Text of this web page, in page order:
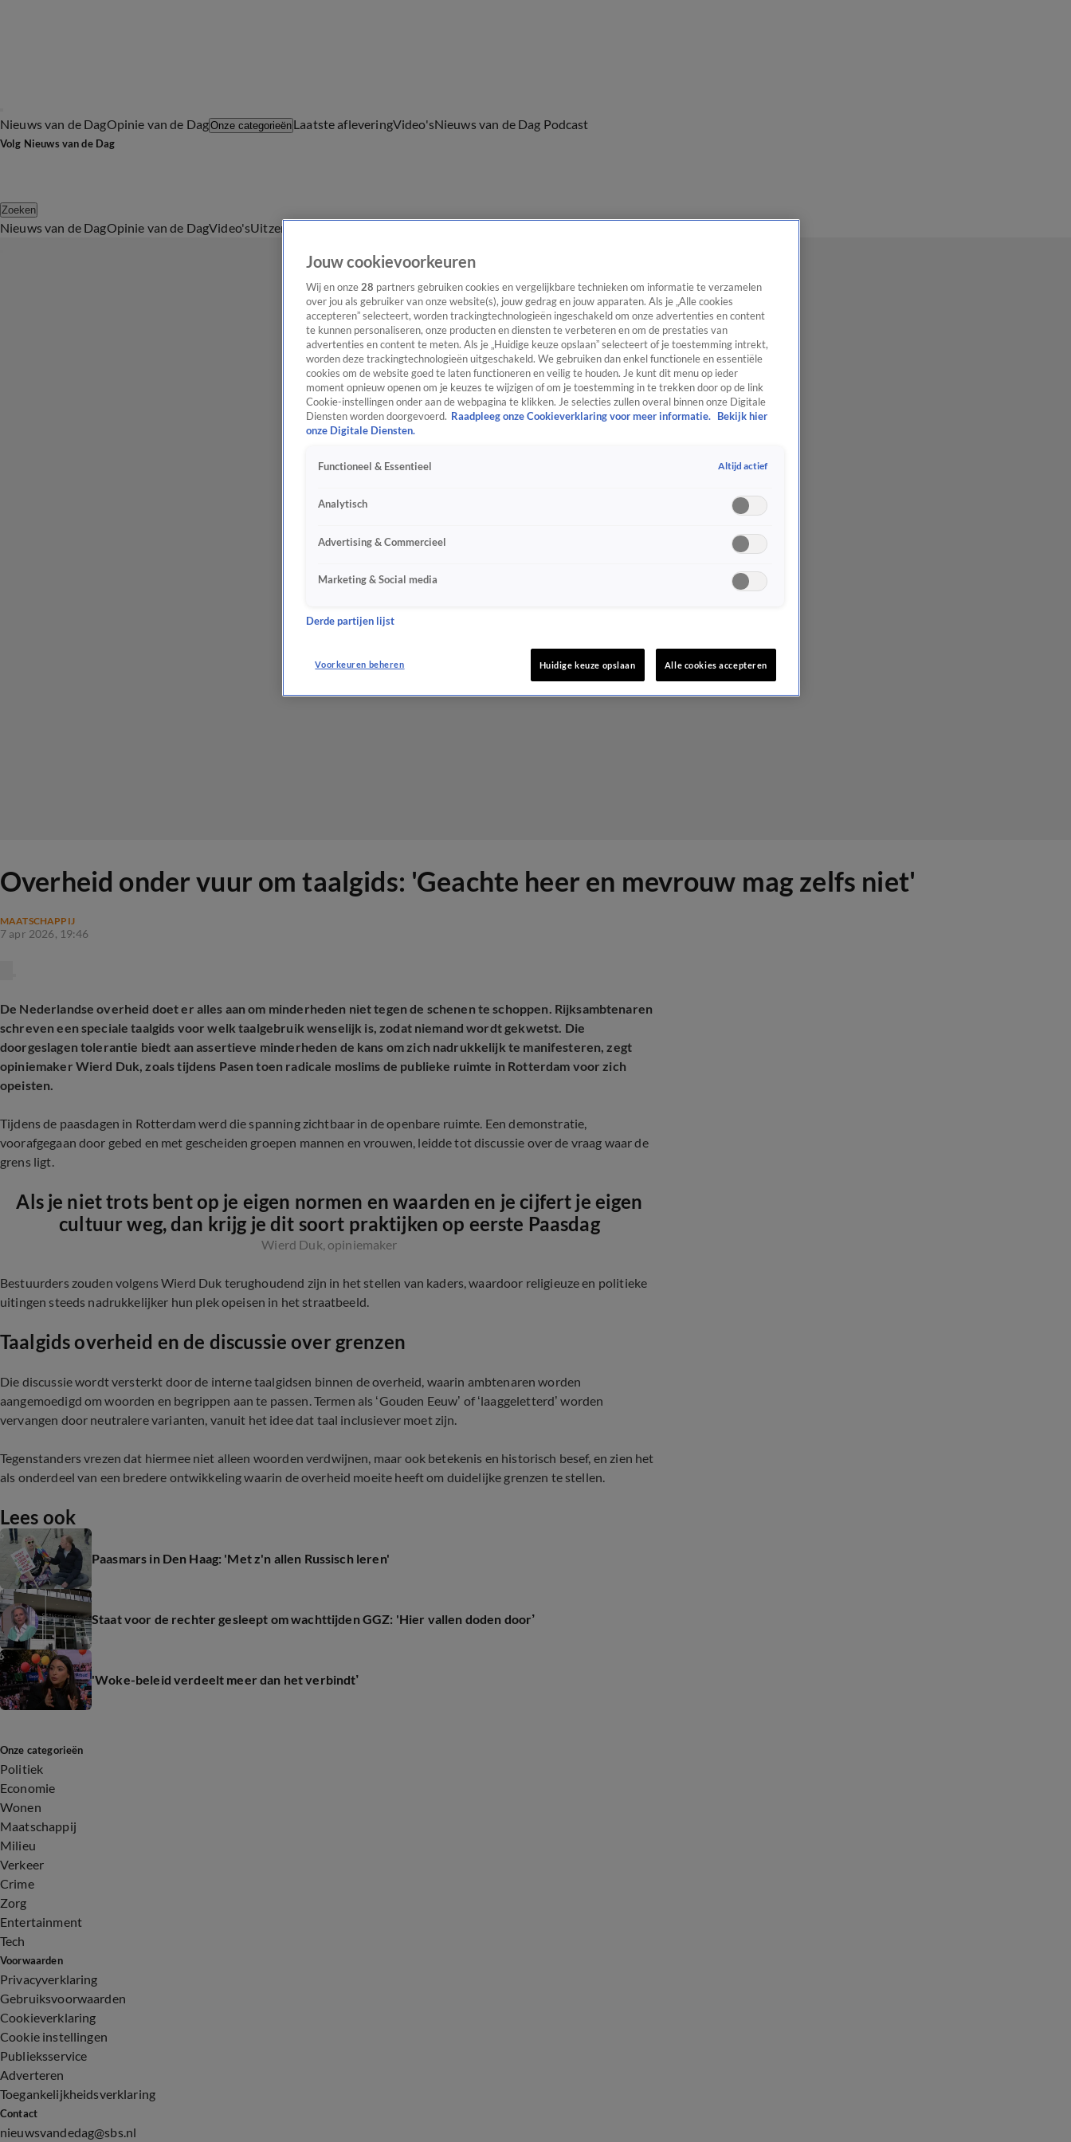
Nieuws van de DagOpinie van de DagOnze categorieën Laatste afleveringVideo'sNieuws van de Dag Podcast
Volg Nieuws van de Dag
Zoeken
Nieuws van de DagOpinie van de DagVideo'sUitzendingen
Overheid onder vuur om taalgids: 'Geachte heer en mevrouw mag zelfs niet'
MAATSCHAPPIJ
7 apr 2026, 19:46
De Nederlandse overheid doet er alles aan om minderheden niet tegen de schenen te schoppen. Rijksambtenaren
schreven een speciale taalgids voor welk taalgebruik wenselijk is, zodat niemand wordt gekwetst. Die
doorgeslagen tolerantie biedt aan assertieve minderheden de kans om zich nadrukkelijk te manifesteren, zegt
opiniemaker Wierd Duk, zoals tijdens Pasen toen radicale moslims de publieke ruimte in Rotterdam voor zich
opeisten.
Tijdens de paasdagen in Rotterdam werd die spanning zichtbaar in de openbare ruimte. Een demonstratie,
voorafgegaan door gebed en met gescheiden groepen mannen en vrouwen, leidde tot discussie over de vraag waar de
grens ligt.
Als je niet trots bent op je eigen normen en waarden en je cijfert je eigen
cultuur weg, dan krijg je dit soort praktijken op eerste Paasdag
Wierd Duk, opiniemaker
Bestuurders zouden volgens Wierd Duk terughoudend zijn in het stellen van kaders, waardoor religieuze en politieke
uitingen steeds nadrukkelijker hun plek opeisen in het straatbeeld.
Taalgids overheid en de discussie over grenzen
Die discussie wordt versterkt door de interne taalgidsen binnen de overheid, waarin ambtenaren worden
aangemoedigd om woorden en begrippen aan te passen. Termen als ‘Gouden Eeuw’ of ‘laaggeletterd’ worden
vervangen door neutralere varianten, vanuit het idee dat taal inclusiever moet zijn.
Tegenstanders vrezen dat hiermee niet alleen woorden verdwijnen, maar ook betekenis en historisch besef, en zien het
als onderdeel van een bredere ontwikkeling waarin de overheid moeite heeft om duidelijke grenzen te stellen.
Lees ook
Paasmars in Den Haag: 'Met z'n allen Russisch leren'
Staat voor de rechter gesleept om wachttijden GGZ: 'Hier vallen doden door’
'Woke-beleid verdeelt meer dan het verbindt’
Onze categorieën
Politiek
Economie
Wonen
Maatschappij
Milieu
Verkeer
Crime
Zorg
Entertainment
Tech
Voorwaarden
Privacyverklaring
Gebruiksvoorwaarden
Cookieverklaring
Cookie instellingen
Publieksservice
Adverteren
Toegankelijkheidsverklaring
Contact
nieuwsvandedag@sbs.nl
Jouw cookievoorkeuren
Wij en onze 28 partners gebruiken cookies en vergelijkbare technieken om informatie te verzamelen
over jou als gebruiker van onze website(s), jouw gedrag en jouw apparaten. Als je „Alle cookies
accepteren” selecteert, worden trackingtechnologieën ingeschakeld om onze advertenties en content
te kunnen personaliseren, onze producten en diensten te verbeteren en om de prestaties van
advertenties en content te meten. Als je „Huidige keuze opslaan” selecteert of je toestemming intrekt,
worden deze trackingtechnologieën uitgeschakeld. We gebruiken dan enkel functionele en essentiële
cookies om de website goed te laten functioneren en veilig te houden. Je kunt dit menu op ieder
moment opnieuw openen om je keuzes te wijzigen of om je toestemming in te trekken door op de link
Cookie-instellingen onder aan de webpagina te klikken. Je selecties zullen overal binnen onze Digitale
Diensten worden doorgevoerd. Raadpleeg onze Cookieverklaring voor meer informatie. Bekijk hier
onze Digitale Diensten.
Functioneel & Essentieel Altijd actief
Analytisch
Advertising & Commercieel
Marketing & Social media
Derde partijen lijst
Voorkeuren beheren Huidige keuze opslaan Alle cookies accepteren